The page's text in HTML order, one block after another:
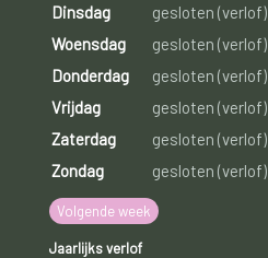
Dinsdag
gesloten (verlof)
Woensdag
gesloten (verlof)
Donderdag
gesloten (verlof)
Vrijdag
gesloten (verlof)
Zaterdag
gesloten (verlof)
Zondag
gesloten (verlof)
Volgende week
Jaarlijks verlof